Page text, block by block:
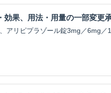
効果、用法・用量の一部変更
アリピプラゾール錠3mg／6mg／